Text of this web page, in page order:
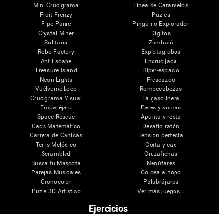
Mini Crucigrama
Fruit Frenzy
Pipe Panic
Crystal Miner
Solitario
Robo Factory
Ant Escape
Treasure Island
Neon Lights
Vuélveme Loco
Crucigrama Visual
Emparéjalo
Space Rescue
Caos Matemático
Carrera de Canicas
Tenis Melódico
Scrambled
Busca tu Mascota
Parejas Musicales
Cronocolor
Puzle 3D Artístico
Línea de Caramelos
Puzles
Pingüino Explorador
Dígitos
Zumbalú
Explotaglobos
Encrucijada
Hiper-espacio
Frescazoo
Rompecabezas
La gasolinera
Pares y sumas
Apunta y resta
Desafío ratón
Tensión perfecta
Corta y cae
Cruzafichas
Nenúfares
Golpea al topo
Palabrájaros
Ver más juegos...
Ejercicios